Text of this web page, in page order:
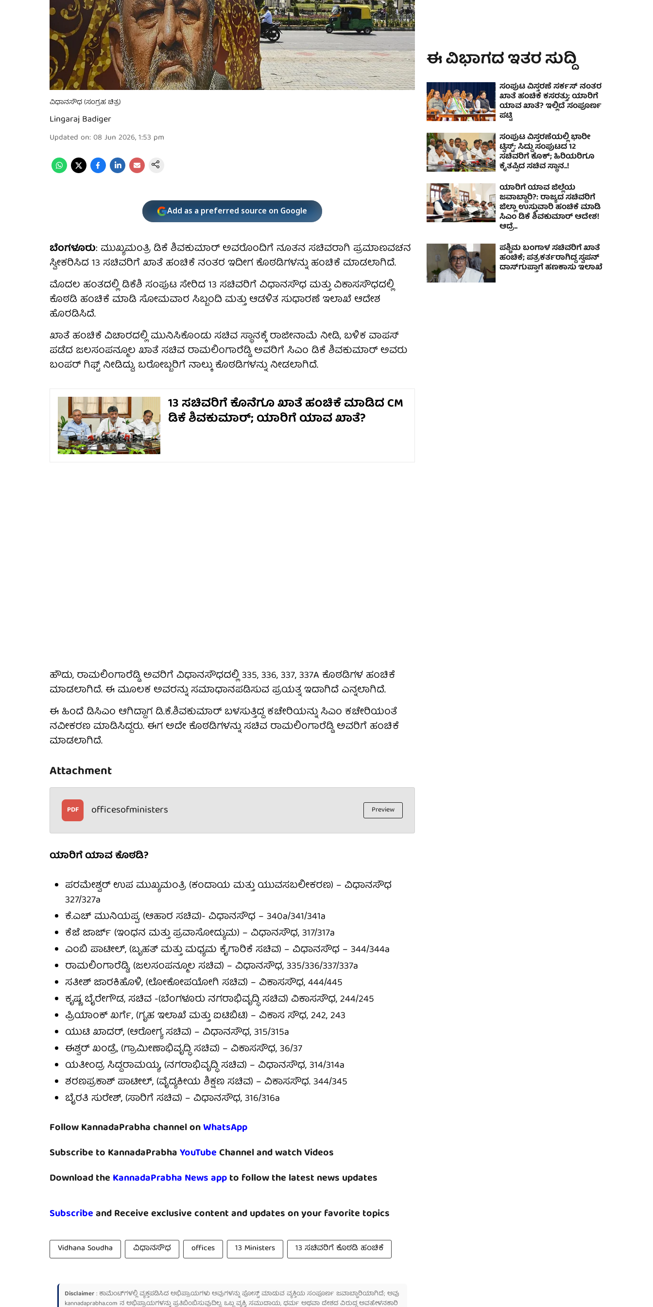
ವಿಧಾನಸೌಧ (ಸಂಗ್ರಹ ಚಿತ್ರ)
Lingaraj Badiger
Updated on: 08 Jun 2026, 1:53 pm
Add as a preferred source on Google
ಬೆಂಗಳೂರು: ಮುಖ್ಯಮಂತ್ರಿ ಡಿಕೆ ಶಿವಕುಮಾರ್ ಅವರೊಂದಿಗೆ ನೂತನ ಸಚಿವರಾಗಿ ಪ್ರಮಾಣವಚನ
ಸ್ವೀಕರಿಸಿದ 13 ಸಚಿವರಿಗೆ ಖಾತೆ ಹಂಚಿಕೆ ನಂತರ ಇದೀಗ ಕೊಠಡಿಗಳನ್ನು ಹಂಚಿಕೆ ಮಾಡಲಾಗಿದೆ.
ಮೊದಲ ಹಂತದಲ್ಲಿ ಡಿಕೆಶಿ ಸಂಪುಟ ಸೇರಿದ 13 ಸಚಿವರಿಗೆ ವಿಧಾನಸೌಧ ಮತ್ತು ವಿಕಾಸಸೌಧದಲ್ಲಿ
ಕೊಠಡಿ ಹಂಚಿಕೆ ಮಾಡಿ ಸೋಮವಾರ ಸಿಬ್ಬಂದಿ ಮತ್ತು ಆಡಳಿತ ಸುಧಾರಣೆ ಇಲಾಖೆ ಆದೇಶ
ಹೊರಡಿಸಿದೆ.
ಖಾತೆ ಹಂಚಿಕೆ ವಿಚಾರದಲ್ಲಿ ಮುನಿಸಿಕೊಂಡು ಸಚಿವ ಸ್ಥಾನಕ್ಕೆ ರಾಜೀನಾಮೆ ನೀಡಿ, ಬಳಿಕ ವಾಪಸ್
ಪಡೆದ ಜಲಸಂಪನ್ಮೂಲ ಖಾತೆ ಸಚಿವ ರಾಮಲಿಂಗಾರೆಡ್ಡಿ ಅವರಿಗೆ ಸಿಎಂ ಡಿಕೆ ಶಿವಕುಮಾರ್ ಅವರು
ಬಂಪರ್ ಗಿಫ್ಟ್ ನೀಡಿದ್ದು, ಬರೋಬ್ಬರಿಗೆ ನಾಲ್ಕು ಕೊಠಡಿಗಳನ್ನು ನೀಡಲಾಗಿದೆ.
13 ಸಚಿವರಿಗೆ ಕೊನೆಗೂ ಖಾತೆ ಹಂಚಿಕೆ ಮಾಡಿದ CM
ಡಿಕೆ ಶಿವಕುಮಾರ್; ಯಾರಿಗೆ ಯಾವ ಖಾತೆ?
ಹೌದು, ರಾಮಲಿಂಗಾರೆಡ್ಡಿ ಅವರಿಗೆ ವಿಧಾನಸೌಧದಲ್ಲಿ 335, 336, 337, 337A ಕೊಠಡಿಗಳ ಹಂಚಿಕೆ
ಮಾಡಲಾಗಿದೆ. ಈ ಮೂಲಕ ಅವರನ್ನು ಸಮಾಧಾನಪಡಿಸುವ ಪ್ರಯತ್ನ ಇದಾಗಿದೆ ಎನ್ನಲಾಗಿದೆ.
ಈ ಹಿಂದೆ ಡಿಸಿಎಂ ಆಗಿದ್ದಾಗ ಡಿ‌.ಕೆ.ಶಿವಕುಮಾರ್ ಬಳಸುತ್ತಿದ್ದ ಕಚೇರಿಯನ್ನು ಸಿಎಂ ಕಚೇರಿಯಂತೆ
ನವೀಕರಣ ಮಾಡಿಸಿದ್ದರು. ಈಗ ಅದೇ ಕೊಠಡಿಗಳನ್ನು ಸಚಿವ ರಾಮಲಿಂಗಾರೆಡ್ಡಿ ಅವರಿಗೆ ಹಂಚಿಕೆ
ಮಾಡಲಾಗಿದೆ.
Attachment
PDF officesofministers Preview
ಯಾರಿಗೆ ಯಾವ ಕೊಠಡಿ?
ಪರಮೇಶ್ವರ್ ಉಪ ಮುಖ್ಯಮಂತ್ರಿ (ಕಂದಾಯ ಮತ್ತು ಯುವಸಬಲೀಕರಣ) – ವಿಧಾನಸೌಧ
327/327a
ಕೆ.ಎಚ್ ಮುನಿಯಪ್ಪ, (ಆಹಾರ ಸಚಿವ)- ವಿಧಾನಸೌಧ – 340a/341/341a
ಕೆಜೆ ಜಾರ್ಜ್ (ಇಂಧನ ಮತ್ತು ಪ್ರವಾಸೋದ್ಯುಮ) – ವಿಧಾನಸೌಧ, 317/317a
ಎಂಬಿ ಪಾಟೀಲ್, (ಬೃಹತ್‌ ಮತ್ತು ಮಧ್ಯಮ ಕೈಗಾರಿಕೆ ಸಚಿವ) – ವಿಧಾನಸೌಧ – 344/344a
ರಾಮಲಿಂಗಾರೆಡ್ಡಿ, (ಜಲಸಂಪನ್ಮೂಲ ಸಚಿವ) – ವಿಧಾನಸೌಧ, 335/336/337/337a
ಸತೀಶ್ ಜಾರಕಿಹೊಳಿ, (ಲೋಕೋಪಯೋಗಿ ಸಚಿವ) – ವಿಕಾಸಸೌಧ, 444/445
ಕೃಷ್ಣ ಬೈರೇಗೌಡ, ಸಚಿವ -(ಬೆಂಗಳೂರು ನಗರಾಭಿವೃದ್ಧಿ ಸಚಿವ) ವಿಕಾಸಸೌಧ, 244/245
ಪ್ರಿಯಾಂಕ್ ಖರ್ಗೆ, (ಗೃಹ ಇಲಾಖೆ ಮತ್ತು ಐಟಿಬಿಟಿ) – ವಿಕಾಸ ಸೌಧ, 242, 243
ಯುಟಿ ಖಾದರ್, (ಆರೋಗ್ಯ ಸಚಿವ) – ವಿಧಾನಸೌಧ, 315/315a
ಈಶ್ವರ್ ಖಂಡ್ರೆ, (ಗ್ರಾಮೀಣಾಭಿವೃದ್ಧಿ ಸಚಿವ) – ವಿಕಾಸಸೌಧ, 36/37
ಯತೀಂದ್ರ ಸಿದ್ದರಾಮಯ್ಯ, (ನಗರಾಭಿವೃದ್ಧಿ ಸಚಿವ) – ವಿಧಾನಸೌಧ, 314/314a
ಶರಣಪ್ರಕಾಶ್ ಪಾಟೀಲ್, (ವೈದ್ಯಕೀಯ ಶಿಕ್ಷಣ ಸಚಿವ) – ವಿಕಾಸಸೌಧ. 344/345
ಬೈರತಿ ಸುರೇಶ್, (ಸಾರಿಗೆ ಸಚಿವ) – ವಿಧಾನಸೌಧ, 316/316a
Follow KannadaPrabha channel onWhatsApp
Subscribe to KannadaPrabhaYouTubeChannel and watch Videos
Download the KannadaPrabha News appto follow the latest news updates
Subscribeand Receive exclusive content and updates on your favorite topics
Vidhana Soudha ವಿಧಾನಸೌಧ offices 13 Ministers 13 ಸಚಿವರಿಗೆ ಕೊಠಡಿ ಹಂಚಿಕೆ
Disclaimer: ಕಾಮೆಂಟ್‌ಗಳಲ್ಲಿ ವ್ಯಕ್ತಪಡಿಸಿದ ಅಭಿಪ್ರಾಯಗಳು ಅವುಗಳನ್ನು ಪೋಸ್ಟ್ ಮಾಡುವ ವ್ಯಕ್ತಿಯ ಸಂಪೂರ್ಣ ಜವಾಬ್ದಾರಿಯಾಗಿದೆ; ಅವು
kannadaprabha.com ನ ಅಭಿಪ್ರಾಯಗಳನ್ನು ಪ್ರತಿಬಿಂಬಿಸುವುದಿಲ್ಲ. ಒಬ್ಬ ವ್ಯಕ್ತಿ, ಸಮುದಾಯ, ಧರ್ಮ ಅಥವಾ ದೇಶದ ವಿರುದ್ಧ ಅವಹೇಳನಕಾರಿ
ಈ ವಿಭಾಗದ ಇತರ ಸುದ್ದಿ
ಸಂಪುಟ ವಿಸ್ತರಣೆ ಸರ್ಕಸ್ ನಂತರ
ಖಾತೆ ಹಂಚಿಕೆ ಕಸರತ್ತು; ಯಾರಿಗೆ
ಯಾವ ಖಾತೆ? ಇಲ್ಲಿದೆ ಸಂಪೂರ್ಣ
ಪಟ್ಟಿ
ಸಂಪುಟ ವಿಸ್ತರಣೆಯಲ್ಲಿ ಭಾರೀ
ಟ್ವಿಸ್ಟ್: ಸಿದ್ದು ಸಂಪುಟದ 12
ಸಚಿವರಿಗೆ ಕೊಕ್; ಹಿರಿಯರಿಗೂ
ಕೈತಪ್ಪಿದ ಸಚಿವ ಸ್ಥಾನ..!
ಯಾರಿಗೆ ಯಾವ ಜಿಲ್ಲೆಯ
ಜವಾಬ್ದಾರಿ?: ರಾಜ್ಯದ ಸಚಿವರಿಗೆ
ಜಿಲ್ಲಾ ಉಸ್ತುವಾರಿ ಹಂಚಿಕೆ ಮಾಡಿ
ಸಿಎಂ ಡಿಕೆ ಶಿವಕುಮಾರ್ ಆದೇಶ!
ಆದ್ರೆ..
ಪಶ್ಚಿಮ ಬಂಗಾಳ ಸಚಿವರಿಗೆ ಖಾತೆ
ಹಂಚಿಕೆ; ಪತ್ರಕರ್ತರಾಗಿದ್ದ ಸ್ವಪನ್
ದಾಸ್‌ಗುಪ್ತಾಗೆ ಹಣಕಾಸು ಇಲಾಖೆ